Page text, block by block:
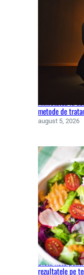
Anxietatea la
metode de
august 5, 2026
Dieta keto
rezultatele pe